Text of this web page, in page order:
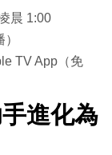
晨 1:00
TV App（免
進化為